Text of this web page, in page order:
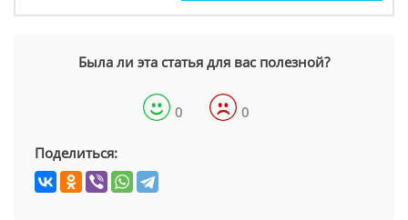
Была ли эта статья для вас полезной?
0 0
Поделиться: